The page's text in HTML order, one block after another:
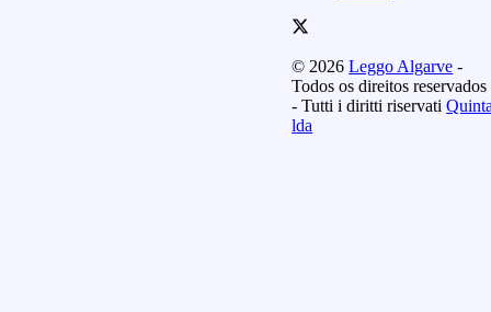
© 2026Leggo Algarve -
Todos os direitos reservados
- Tutti i diritti riservati
lda